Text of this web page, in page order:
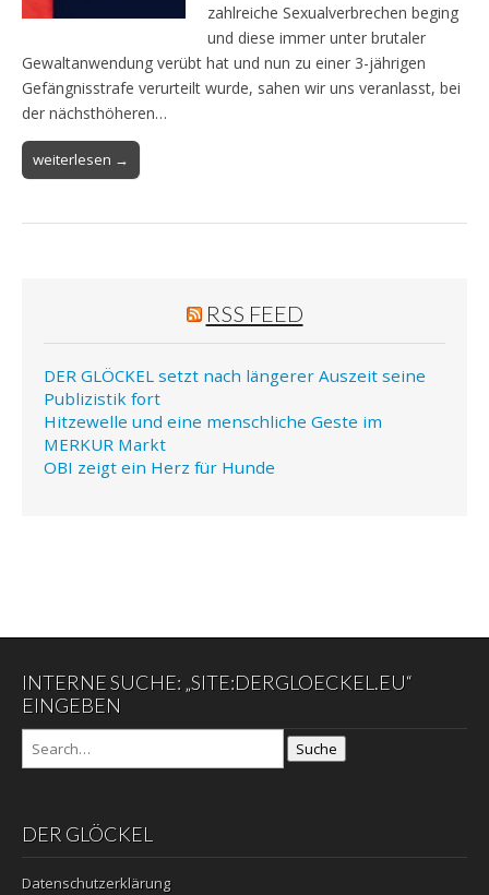
zahlreiche Sexualverbrechen beging
und diese immer unter brutaler
Gewaltanwendung verübt hat und nun zu einer 3-jährigen
Gefängnisstrafe verurteilt wurde, sahen wir uns veranlasst, bei
der nächsthöheren…
weiterlesen →
RSS FEED
DER GLÖCKEL setzt nach längerer Auszeit seine
Publizistik fort
Hitzewelle und eine menschliche Geste im
MERKUR Markt
OBI zeigt ein Herz für Hunde
INTERNE SUCHE: „SITE:DERGLOECKEL.EU“
EINGEBEN
Suche
DER GLÖCKEL
Datenschutzerklärung